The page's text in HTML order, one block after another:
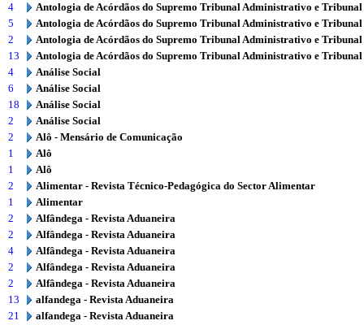
4
Antologia de Acórdãos do Supremo Tribunal Administrativo e
5
Antologia de Acórdãos do Supremo Tribunal Administrativo e
2
Antologia de Acórdãos do Supremo Tribunal Administrativo e
13
Antologia de Acórdãos do Supremo Tribunal Administrativo e
4
Análise Social
6
Análise Social
18
Análise Social
2
Análise Social
2
Alô - Mensário de Comunicação
1
Alô
1
Alô
2
Alimentar - Revista Técnico-Pedagógica do Sector Alimentar
1
Alimentar
2
Alfândega - Revista Aduaneira
2
Alfândega - Revista Aduaneira
4
Alfândega - Revista Aduaneira
2
Alfândega - Revista Aduaneira
2
Alfândega - Revista Aduaneira
13
alfandega - Revista Aduaneira
21
alfandega - Revista Aduaneira